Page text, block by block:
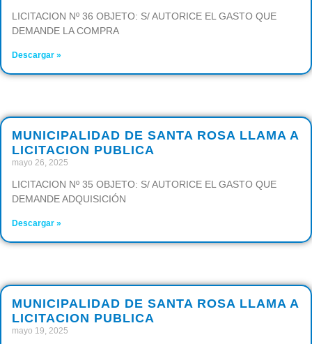
LICITACION Nº 36 OBJETO: S/ AUTORICE EL GASTO QUE
DEMANDE LA COMPRA
Descargar »
MUNICIPALIDAD DE SANTA ROSA LLAMA A
LICITACION PUBLICA
mayo 26, 2025
LICITACION Nº 35 OBJETO: S/ AUTORICE EL GASTO QUE
DEMANDE ADQUISICIÓN
Descargar »
MUNICIPALIDAD DE SANTA ROSA LLAMA A
LICITACION PUBLICA
mayo 19, 2025